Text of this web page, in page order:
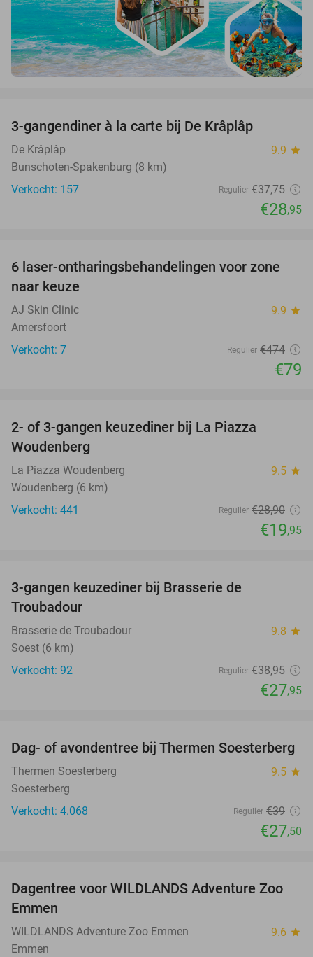
3-gangendiner à la carte bij De Krâplâp
De Krâplâp 9.9 star
Bunschoten-Spakenburg (8 km)
Verkocht: 157
Regulier €37,75
€28,95
83%
6 laser-ontharingsbehandelingen voor zone
naar keuze
AJ Skin Clinic 9.9 star
Amersfoort
Verkocht: 7
Regulier €474
€79
2- of 3-gangen keuzediner bij La Piazza
Woudenberg
La Piazza Woudenberg 9.5 star
Woudenberg (6 km)
Verkocht: 441
Regulier €28,90
€19,95
3-gangen keuzediner bij Brasserie de
Troubadour
Brasserie de Troubadour 9.8 star
Soest (6 km)
Verkocht: 92
Regulier €38,95
€27,95
29%
Dag- of avondentree bij Thermen Soesterberg
Thermen Soesterberg 9.5 star
Soesterberg
Verkocht: 4.068
Regulier €39
€27,50
24%
Dagentree voor WILDLANDS Adventure Zoo
Emmen
WILDLANDS Adventure Zoo Emmen 9.6 star
Emmen